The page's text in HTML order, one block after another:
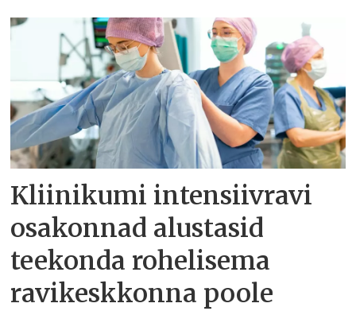
Kliinikumi intensiivravi
osakonnad alustasid
teekonda rohelisema
ravikeskkonna poole